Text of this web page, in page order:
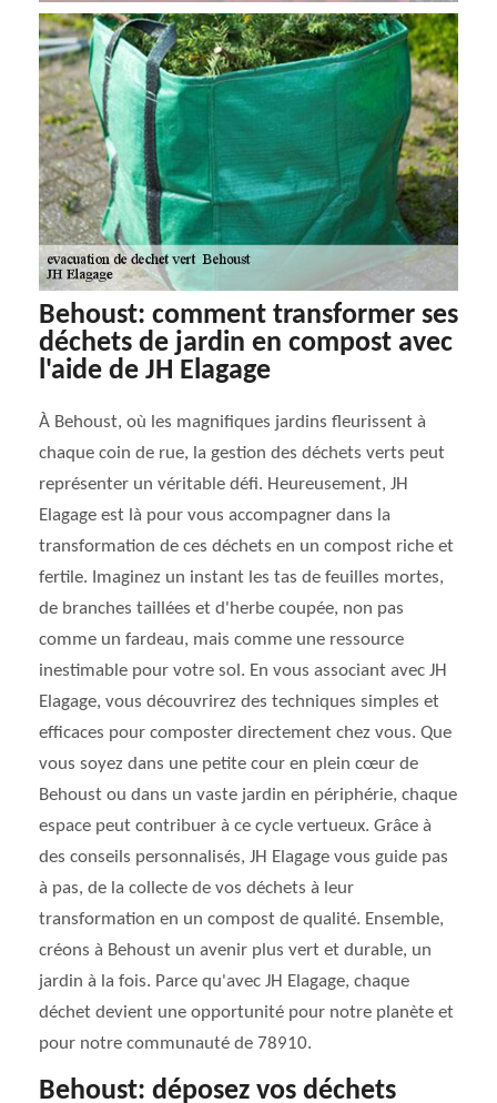
Behoust: comment transformer ses
déchets de jardin en compost avec
l'aide de JH Elagage
À Behoust, où les magnifiques jardins fleurissent à
chaque coin de rue, la gestion des déchets verts peut
représenter un véritable défi. Heureusement, JH
Elagage est là pour vous accompagner dans la
transformation de ces déchets en un compost riche et
fertile. Imaginez un instant les tas de feuilles mortes,
de branches taillées et d'herbe coupée, non pas
comme un fardeau, mais comme une ressource
inestimable pour votre sol. En vous associant avec JH
Elagage, vous découvrirez des techniques simples et
efficaces pour composter directement chez vous. Que
vous soyez dans une petite cour en plein cœur de
Behoust ou dans un vaste jardin en périphérie, chaque
espace peut contribuer à ce cycle vertueux. Grâce à
des conseils personnalisés, JH Elagage vous guide pas
à pas, de la collecte de vos déchets à leur
transformation en un compost de qualité. Ensemble,
créons à Behoust un avenir plus vert et durable, un
jardin à la fois. Parce qu'avec JH Elagage, chaque
déchet devient une opportunité pour notre planète et
pour notre communauté de 78910.
Behoust: déposez vos déchets